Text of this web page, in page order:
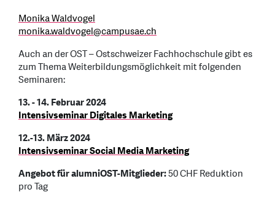
Monika Waldvogel
monika.waldvogel@campusae.ch
Auch an der OST – Ostschweizer Fachhochschule gibt es
zum Thema Weiterbildungsmöglichkeit mit folgenden
Seminaren:
13. - 14. Februar 2024
Intensivseminar Digitales Marketing
12.-13. März 2024
Intensivseminar Social Media Marketing
Angebot für alumniOST-Mitglieder:50 CHF Reduktion
pro Tag